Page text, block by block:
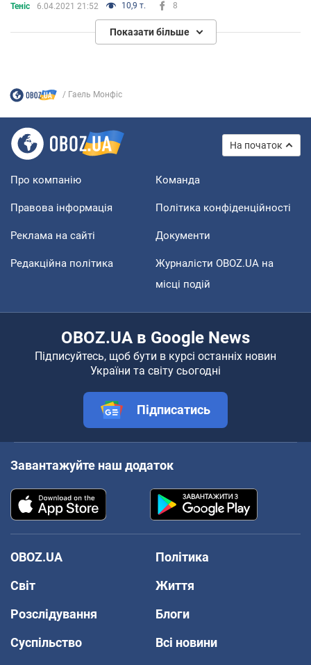
Теніс 6.04.2021 21:52 10,9 т. 8
Показати більше
Гаель Монфіс
На початок
Про компанію Команда
Правова інформація Політика конфіденційності
Реклама на сайті Документи
Редакційна політика
Журналісти OBOZ.UA на
місці подій
OBOZ.UA в Google News
Підписуйтесь, щоб бути в курсі останніх новин
України та світу сьогодні
Підписатись
Завантажуйте наш додаток
OBOZ.UA
Політика
Світ
Життя
Розслідування
Блоги
Суспільство
Всі новини